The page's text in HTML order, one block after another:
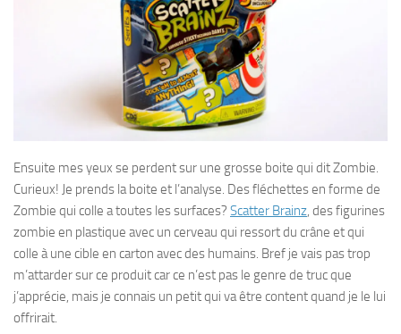
Ensuite mes yeux se perdent sur une grosse boite qui dit Zombie.
Curieux! Je prends la boite et l’analyse. Des fléchettes en forme de
Zombie qui colle a toutes les surfaces? Scatter Brainz, des figurines
zombie en plastique avec un cerveau qui ressort du crâne et qui
colle à une cible en carton avec des humains. Bref je vais pas trop
m’attarder sur ce produit car ce n’est pas le genre de truc que
j’apprécie, mais je connais un petit qui va être content quand je le lui
offrirait.